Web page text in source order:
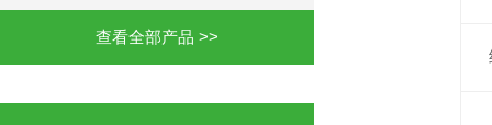
查看全部产品 >>